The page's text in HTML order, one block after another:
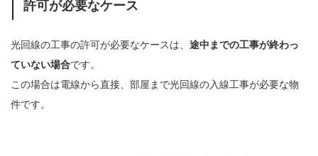
許可が必要なケース
光回線の工事の許可が必要なケースは、 途中までの工事が終わっ
ていない場合です。
この場合は電線から直接、部屋まで光回線の入線工事が必要な物
件です。